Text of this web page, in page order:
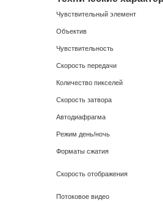
Чувствительный элемент
Объектив
Чувствительность
Скорость передачи
Количество пикселей
Скорость затвора
Автодиафрагма
Режим день/ночь
Форматы сжатия
Скорость отображения
Потоковое видео